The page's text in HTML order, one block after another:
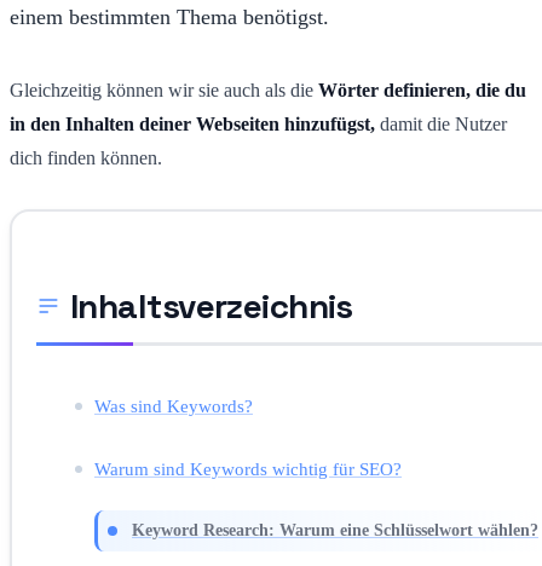
einem bestimmten Thema benötigst.
Gleichzeitig können wir sie auch als die Wörter definieren, die du
in den Inhalten deiner Webseiten hinzufügst, damit die Nutzer
dich finden können.
Inhaltsverzeichnis
Was sind Keywords?
Warum sind Keywords wichtig für SEO?
Keyword Research: Warum eine Schlüsselwort wählen?